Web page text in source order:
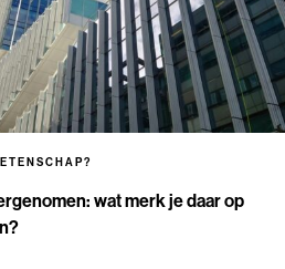
wat merk je daar op